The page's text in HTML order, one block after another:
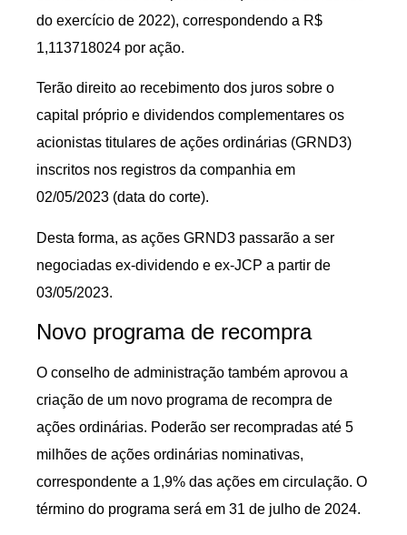
do exercício de 2022), correspondendo a R$
1,113718024 por ação.
Terão direito ao recebimento dos juros sobre o
capital próprio e dividendos complementares os
acionistas titulares de ações ordinárias (GRND3)
inscritos nos registros da companhia em
02/05/2023 (data do corte).
Desta forma, as ações GRND3 passarão a ser
negociadas ex-dividendo e ex-JCP a partir de
03/05/2023.
Novo programa de recompra
O conselho de administração também aprovou a
criação de um novo programa de recompra de
ações ordinárias. Poderão ser recompradas até 5
milhões de ações ordinárias nominativas,
correspondente a 1,9% das ações em circulação. O
término do programa será em 31 de julho de 2024.